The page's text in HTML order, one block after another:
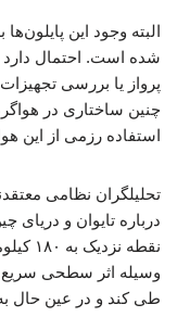
البته وجود این
شده است. احتمال
پرواز یا بررسی
چنین ساختاری در
استفاده رزمی از این
تحلیلگران نظامی
درباره تایوان و دریای
نقطه
وسیله اثر سطحی سریع
طی کند و در عین حال